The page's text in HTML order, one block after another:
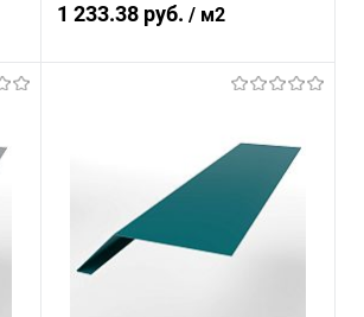
1 233.38 руб./ м2
Купить в 1 клик Сравнение
В избранное Под заказ